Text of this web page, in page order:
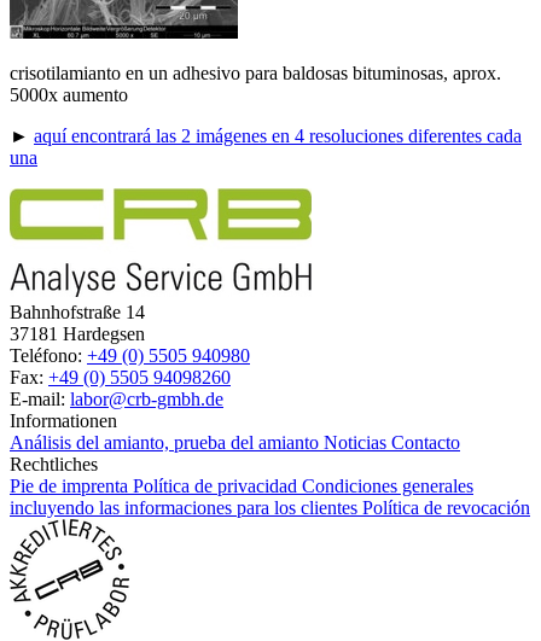
crisotilamianto en un adhesivo para baldosas bituminosas, aprox.
5000x aumento
► aquí encontrará las 2 imágenes en 4 resoluciones diferentes cada
una
Bahnhofstraße 14
37181 Hardegsen
Teléfono: +49 (0) 5505 940980
Fax: +49 (0) 5505 94098260
E-mail: labor@crb-gmbh.de
Informationen
Análisis del amianto, prueba del amianto Noticias Contacto
Rechtliches
Pie de imprenta Política de privacidad Condiciones generales
incluyendo las informaciones para los clientes Política de revocación